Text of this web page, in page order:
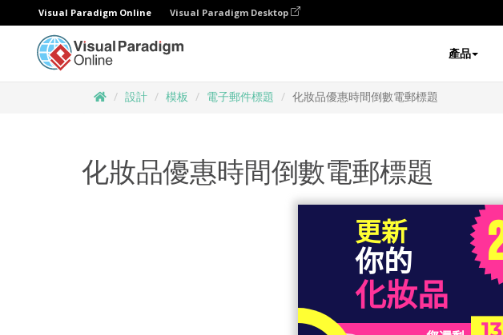
Visual Paradigm Online Visual Paradigm Desktop
產品
設計 模板 電子郵件標題 化妝品優惠時間倒數電郵標題
化妝品優惠時間倒數電郵標題